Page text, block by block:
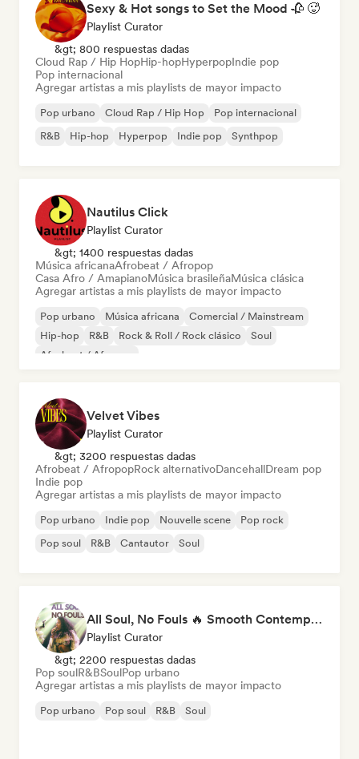
Sexy & Hot songs to Set the Mood 🥀 🥵
Playlist Curator
&gt; 800 respuestas dadas
Cloud Rap / Hip HopHip-hopHyperpopIndie pop
Pop internacional
Agregar artistas a mis playlists de mayor impacto
Pop urbano Cloud Rap / Hip Hop
Pop internacional
R&B
Hip-hop Hyperpop Indie pop Synthpop
Nautilus Click
Playlist Curator
&gt; 1400 respuestas dadas
Música africanaAfrobeat / Afropop
Casa Afro / AmapianoMúsica brasileñaMúsica clásica
Agregar artistas a mis playlists de mayor impacto
Pop urbano Música africana
Comercial / Mainstream
Hip-hop
R&B Rock & Roll / Rock clásico
Soul
Afrobeat / Afropop
Velvet Vibes
Playlist Curator
&gt; 3200 respuestas dadas
Afrobeat / AfropopRock alternativoDancehallDream pop
Indie pop
Agregar artistas a mis playlists de mayor impacto
Pop urbano Indie pop Nouvelle scene
Pop rock
Pop soul
R&B Cantautor Soul
All Soul, No Fouls 🔥 Smooth Contemporary R&B & Neo Soul
Playlist Curator
&gt; 2200 respuestas dadas
Pop soulR&BSoulPop urbano
Agregar artistas a mis playlists de mayor impacto
Pop urbano Pop soul R&B Soul